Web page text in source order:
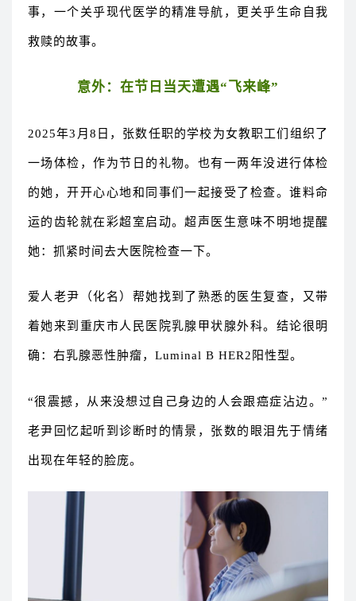
事，一个关乎现代医学的精准导航，更关乎生命自我
救赎的故事。
意外：在节日当天遭遇“飞来峰”
2025年3月8日，张数任职的学校为女教职工们组织了
一场体检，作为节日的礼物。也有一两年没进行体检
的她，开开心心地和同事们一起接受了检查。谁料命
运的齿轮就在彩超室启动。超声医生意味不明地提醒
她：抓紧时间去大医院检查一下。
爱人老尹（化名）帮她找到了熟悉的医生复查，又带
着她来到重庆市人民医院乳腺甲状腺外科。结论很明
确：右乳腺恶性肿瘤，Luminal B HER2阳性型。
“很震撼，从来没想过自己身边的人会跟癌症沾边。”
老尹回忆起听到诊断时的情景，张数的眼泪先于情绪
出现在年轻的脸庞。